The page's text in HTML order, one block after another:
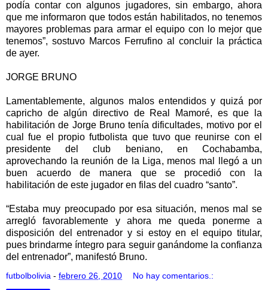
podía contar con algunos jugadores, sin embargo, ahora
que me informaron que todos están habilitados, no tenemos
mayores problemas para armar el equipo con lo mejor que
tenemos”, sostuvo Marcos Ferrufino al concluir la práctica
de ayer.
JORGE BRUNO
Lamentablemente, algunos malos entendidos y quizá por
capricho de algún directivo de Real Mamoré, es que la
habilitación de Jorge Bruno tenía dificultades, motivo por el
cual fue el propio futbolista que tuvo que reunirse con el
presidente del club beniano, en Cochabamba,
aprovechando la reunión de la Liga, menos mal llegó a un
buen acuerdo de manera que se procedió con la
habilitación de este jugador en filas del cuadro “santo”.
“Estaba muy preocupado por esa situación, menos mal se
arregló favorablemente y ahora me queda ponerme a
disposición del entrenador y si estoy en el equipo titular,
pues brindarme íntegro para seguir ganándome la confianza
del entrenador”, manifestó Bruno.
futbolbolivia - febrero 26, 2010 No hay comentarios.: